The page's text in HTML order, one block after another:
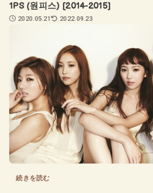
1PS (원피스) [2014-2015]
2020.05.21 2022.09.23
続きを読む